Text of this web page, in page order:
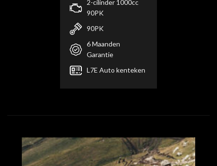
2-cilinder 1000cc
90PK
90PK
6 Maanden
Garantie
L7E Auto kenteken